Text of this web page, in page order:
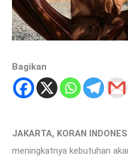
Bagikan
JAKARTA, KORAN
meningkatnya kebutuhan